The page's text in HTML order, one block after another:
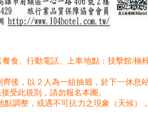
食、行動電話、上車地點：技擊館/楠
後，以２人為一組抽籤，於下一休息
受此規則，請勿報名本團。
點調整，或遇不可抗力之現象（天候）